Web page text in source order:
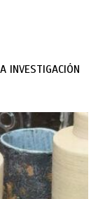
INVESTIGACIÓN